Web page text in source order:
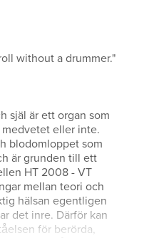
without a drummer."
själ är ett organ som
medvetet eller inte.
blodomloppet som
är grunden till ett
HT 2008 - VT
mellan teori och
hälsan egentligen
det inre. Därför kan
för berörda,